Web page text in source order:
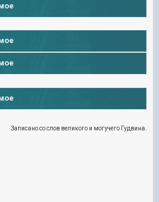
Записано со слов великого и могучего Гудвина.